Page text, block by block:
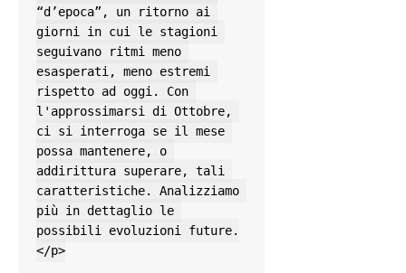
“d’epoca”, un ritorno ai
giorni in cui le stagioni
seguivano ritmi meno
esasperati, meno estremi
rispetto ad oggi. Con
l'approssimarsi di Ottobre,
ci si interroga se il mese
possa mantenere, o
addirittura superare, tali
caratteristiche. Analizziamo
più in dettaglio le
possibili evoluzioni future.
</p>